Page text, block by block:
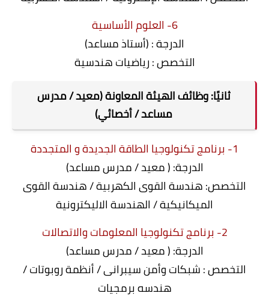
6- العلوم الأساسية
الدرجة : (أستاذ مساعد)
التخصص : رياضيات هندسية
ثانيًا: وظائف الهيئة المعاونة (معيد / مدرس
مساعد / أخصائي)
1- برنامج تكنولوجيا الطاقة الجديدة و المتجددة
الدرجة: ( معيد / مدرس مساعد)
التخصص: هندسة القوى الكهربية / هندسة القوى
الميكانيكية / الهندسة الاليكترونية
2- برنامج تكنولوجيا المعلومات والاتصالات
الدرجة: ( معيد / مدرس مساعد)
التخصص : شبكات وأمن سيبرانى / أنظمة روبوتات /
هندسه برمجيات